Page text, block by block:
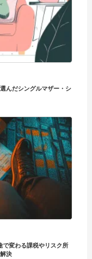
んだシングルマザー・シ
で変わる課税やリスク所
決